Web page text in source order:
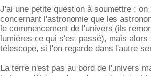
J'ai une petite question à soumettre :
concernant l'astronomie que les
le commencement de l'univers (ils
lumières ce qui s'est passé), mais
télescope, si l'on regarde dans l'autre
La terre n'est pas au bord de l'univers